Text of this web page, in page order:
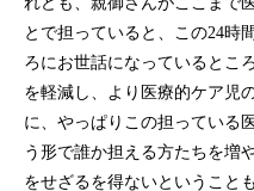
とで担っていると、この24時
ろにお世話になっているとこ
を軽減し、より医療的ケア児
に、やっぱりこの担っている
う形で誰か担える方たちを増
をせざるを得ないということ